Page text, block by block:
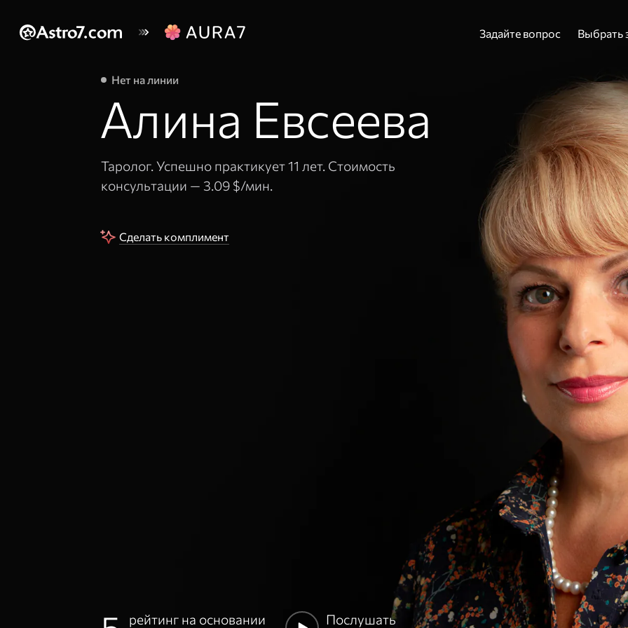
Задайте вопрос Выбрать
Адрес эл. почты
Пароль
Вспомнить пароль
Нет на линии
Алина Евсеева
Таролог. Успешно практикует 11 лет. Стоимость
консультации — 3.09 $/мин.
Сделать комплимент
рейтинг на основании
Послушать